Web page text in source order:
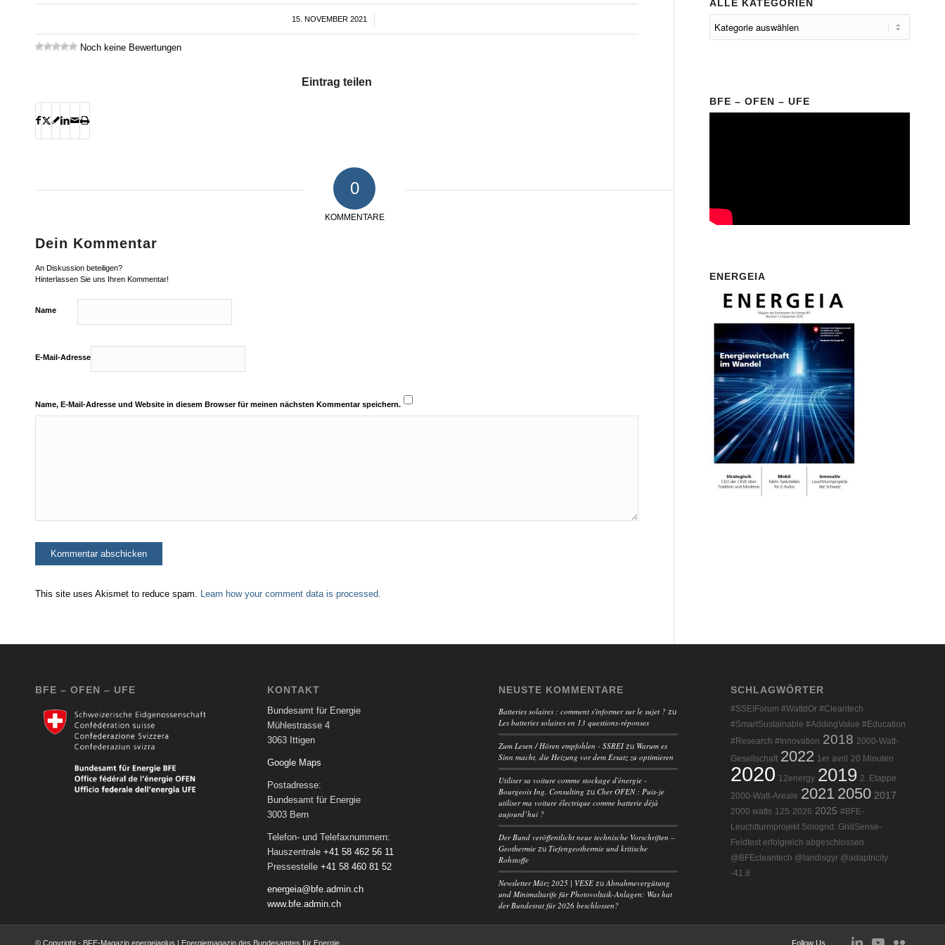
15. NOVEMBER 2021
/
Noch keine Bewertungen
Eintrag teilen
0
KOMMENTARE
Dein Kommentar
An Diskussion beteiligen?
Hinterlassen Sie uns Ihren Kommentar!
Name
E-Mail-Adresse
Name, E-Mail-Adresse und Website in diesem Browser für meinen nächsten Kommentar speichern.
This site uses Akismet to reduce spam. Learn how your comment data is processed.
ALLE KATEGORIEN
BFE – OFEN – UFE
ENERGEIA
BFE – OFEN – UFE KONTAKT
Bundesamt für Energie
Mühlestrasse 4
3063 Ittigen
Google Maps
Postadresse:
Bundesamt für Energie
3003 Bern
Telefon- und Telefaxnummern:
Hauszentrale +41 58 462 56 11
Pressestelle +41 58 460 81 52
energeia@bfe.admin.ch
www.bfe.admin.ch
NEUSTE KOMMENTARE
Batteries solaires : comment s'informer sur le sujet ? zu
Les batteries solaires en 13 questions-réponses
Zum Lesen / Hören empfohlen - SSREI zu Warum es
Sinn macht, die Heizung vor dem Ersatz zu optimieren
Utiliser sa voiture comme stockage d'énergie -
Bourgeois Ing. Consulting zuCher OFEN : Puis-je
utiliser ma voiture électrique comme batterie déjà
aujourd’hui ?
Der Bund veröffentlicht neue technische Vorschriften –
Geothermie zuTiefengeothermie und kritische
Rohstoffe
Newsletter März 2025 | VESE zuAbnahmevergütung
und Minimaltarife für Photovoltaik-Anlagen: Was hat
der Bundesrat für 2026 beschlossen?
SCHLAGWÖRTER
#SSEIForum #WattdOr #Cleantech
#SmartSustainable #AddingValue #Education
#Research #Innovation 2018 2000-Watt-
Gesellschaft 2022 1er avril 20 Minuten
2020 12energy 2019 2. Etappe
2000-Watt-Areale 2021 2050 2017
2000 watts 125 2026 2025 #BFE-
Leuchtturmprojekt Sologrid: GridSense-
Feldtest erfolgreich abgeschlossen
@BFEcleantech @landisgyr @adaptricity
-41.8
© Copyright - BFE-Magazin energeiaplus | Energiemagazin des Bundesamtes für Energie Follow Us